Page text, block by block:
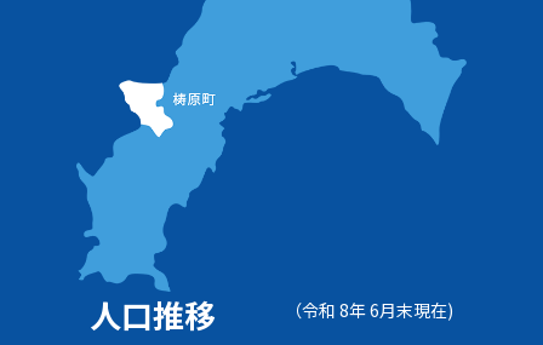
人口推移 （令和 8年 6月末現在)